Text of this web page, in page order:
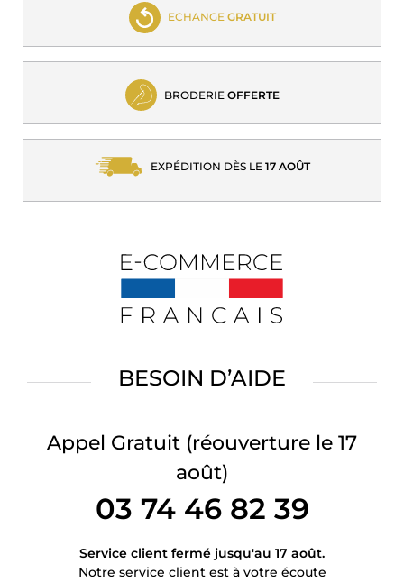
ECHANGE GRATUIT
BRODERIE OFFERTE
EXPÉDITION DÈS LE 17 AOÛT
BESOIN D’AIDE
Appel Gratuit (réouverture le 17
août)
03 74 46 82 39
Service client fermé jusqu'au 17 août.
Notre service client est à votre écoute